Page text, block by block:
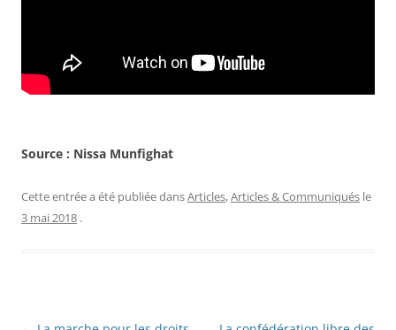
Source : Nissa Munfighat
Cette entrée a été publiée dansArticles,Articles & Communiqués le
3 mai 2018 .